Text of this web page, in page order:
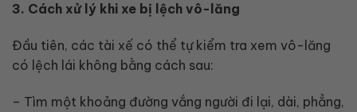
3. Cách xử lý khi xe bị lệch vô-lăng
Đầu tiên, các tài xế có thể tự kiểm tra xem vô-lăng
có lệch lái không bằng cách sau:
– Tìm một khoảng đường vắng người đi lại, dài, phẳng,